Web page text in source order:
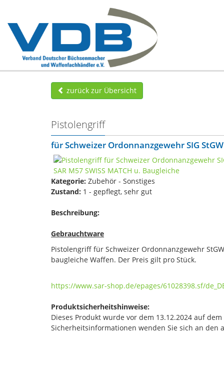
zurück zur Übersicht
Pistolengriff
für Schweizer Ordonnanzgewehr SIG
Kategorie: Zubehör - Sonstiges
Zustand: 1 - gepflegt, sehr gut
Beschreibung:
Gebrauchtware
Pistolengriff für Schweizer Ordonnanzgewehr
baugleiche Waffen. Der Preis gilt pro Stück.
https://www.sar-shop.de/epages/61028398.sf/
Produktsicherheitshinweise:
Dieses Produkt wurde vor dem 13.12.2024 auf
Sicherheitsinformationen wenden Sie sich an den